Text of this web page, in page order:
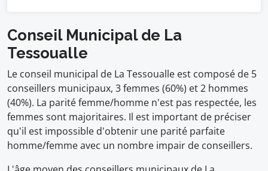
Conseil Municipal de La
Tessoualle
Le conseil municipal de La Tessoualle est composé de 5
conseillers municipaux, 3 femmes (60%) et 2 hommes
(40%). La parité femme/homme n'est pas respectée, les
femmes sont majoritaires. Il est important de préciser
qu'il est impossible d'obtenir une parité parfaite
homme/femme avec un nombre impair de conseillers.